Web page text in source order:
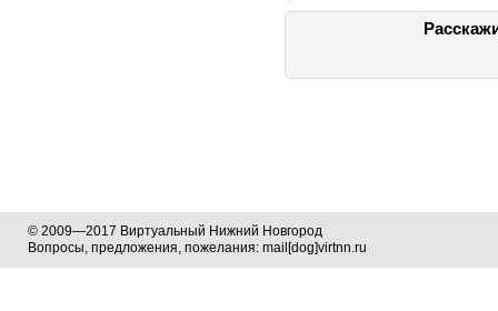
© 2009—2017 Виртуальный Нижний Новгород
Вопросы, предложения, пожелания: mail[dog]virtnn.ru